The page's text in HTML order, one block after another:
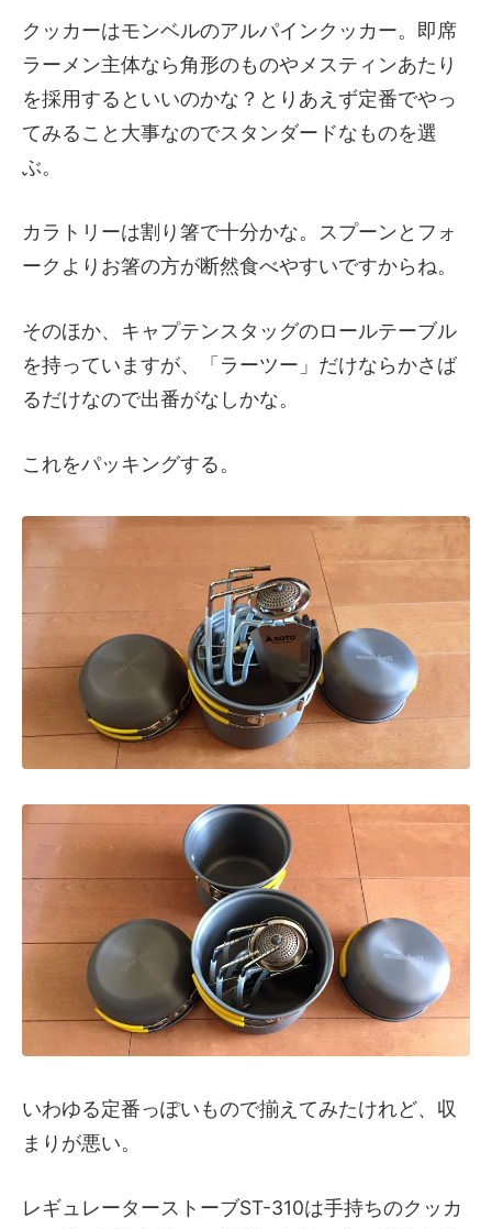
クッカーはモンベルのアルパインクッカー。即席
ラーメン主体なら角形のものやメスティンあたり
を採用するといいのかな？とりあえず定番でやっ
てみること大事なのでスタンダードなものを選
ぶ。
カラトリーは割り箸で十分かな。スプーンとフォ
ークよりお箸の方が断然食べやすいですからね。
そのほか、キャプテンスタッグのロールテーブル
を持っていますが、「ラーツー」だけならかさば
るだけなので出番がなしかな。
これをパッキングする。
いわゆる定番っぽいもので揃えてみたけれど、収
まりが悪い。
レギュレーターストーブST-310は手持ちのクッカ